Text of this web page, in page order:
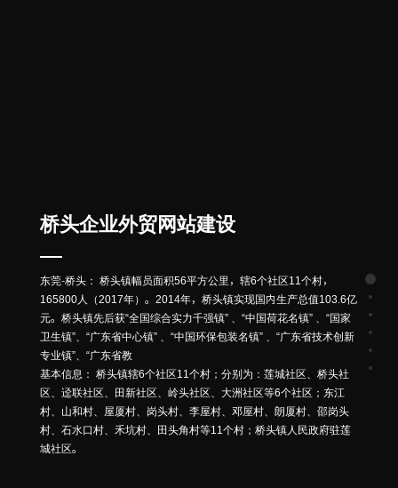
桥头企业外贸网站建设
东莞-桥头： 桥头镇幅员面积56平方公里，辖6个社区11个村，
165800人（2017年）。2014年，桥头镇实现国内生产总值103.6亿
元。桥头镇先后获“全国综合实力千强镇” 、“中国荷花名镇” 、“国家
卫生镇”、“广东省中心镇” 、“中国环保包装名镇” 、“广东省技术创新
专业镇”、“广东省教
基本信息： 桥头镇辖6个社区11个村；分别为：莲城社区、桥头社
区、迳联社区、田新社区、岭头社区、大洲社区等6个社区；东江
村、山和村、屋厦村、岗头村、李屋村、邓屋村、朗厦村、邵岗头
村、石水口村、禾坑村、田头角村等11个村；桥头镇人民政府驻莲
城社区。